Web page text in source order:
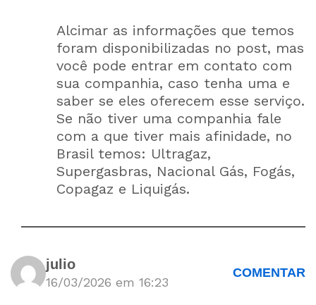
Alcimar as informações que temos
foram disponibilizadas no post, mas
você pode entrar em contato com
sua companhia, caso tenha uma e
saber se eles oferecem esse serviço.
Se não tiver uma companhia fale
com a que tiver mais afinidade, no
Brasil temos: Ultragaz,
Supergasbras, Nacional Gás, Fogás,
Copagaz e Liquigás.
julio
16/03/2026 em 16:23
COMENTAR